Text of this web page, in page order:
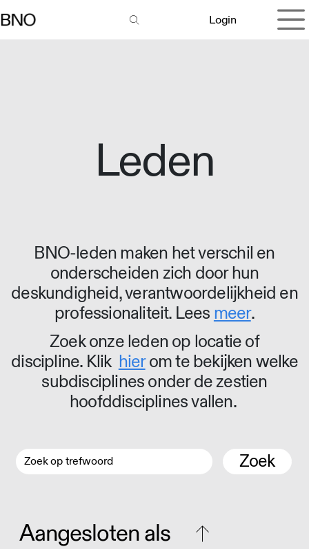
Login
Leden
BNO-leden maken het verschil en
onderscheiden zich door hun
deskundigheid, verantwoordelijkheid en
professionaliteit. Lees meer.
Zoek onze leden op locatie of
discipline. Klik hierom te bekijken welke
subdisciplines onder de zestien
hoofddisciplines vallen.
Zoek
Aangesloten als